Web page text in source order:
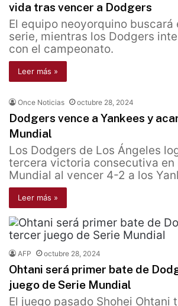
vida tras vencer a Dodgers
El equipo neoyorquino buscará
serie, mientras los Dodgers
con el campeonato.
Leer más »
Once Noticias octubre 28, 2024
Dodgers vence a Yankees y
Mundial
Los Dodgers de Los Ángeles
tercera victoria consecutiva en
Mundial al vencer 4-2 a los
Leer más »
AFP octubre 28, 2024
Ohtani será primer bate de
juego de Serie Mundial
El juego pasado Shohei Ohtani